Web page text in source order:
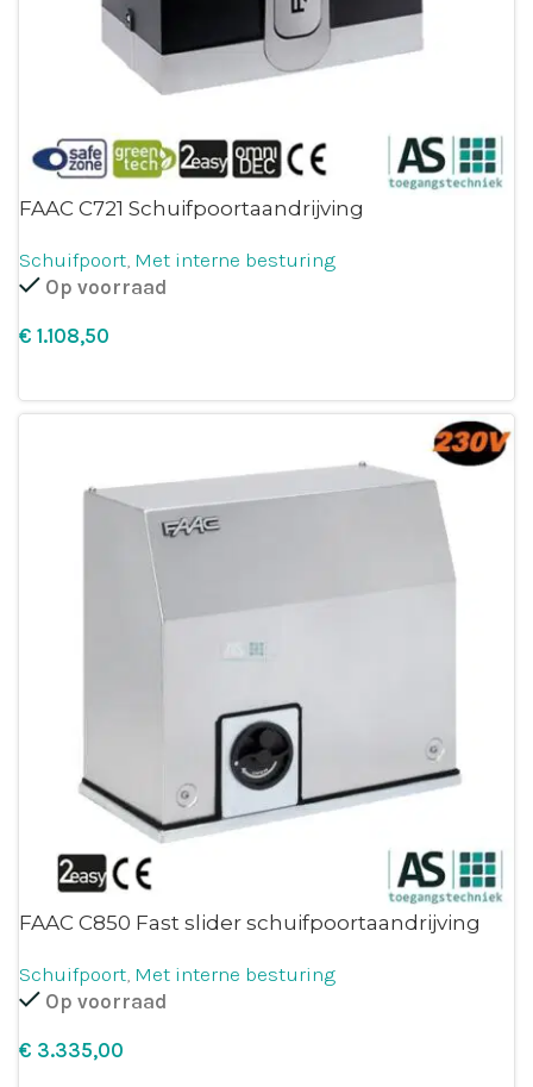
FAAC C721 Schuifpoortaandrijving
Schuifpoort, Met interne besturing
Op voorraad
€
FAAC C850 Fast slider schuifpoortaandrijving
Schuifpoort, Met interne besturing
Op voorraad
€